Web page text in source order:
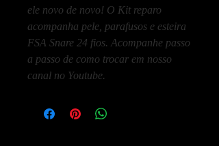
ele novo de novo! O Kit reparo
acompanha pele, parafusos e esteira
FSA Snare 24 fios. Acompanhe passo
a passo de como trocar em nosso
canal no Youtube.